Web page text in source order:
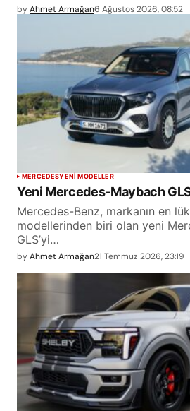
byAhmet Armağan6 Ağustos 2026, 08:52
MERCEDESYENİ MODELLER
Yeni Mercedes-Maybach GLS
Mercedes-Benz, markanın en
modellerinden biri olan yeni
GLS’yi…
byAhmet Armağan21 Temmuz 2026, 23:19